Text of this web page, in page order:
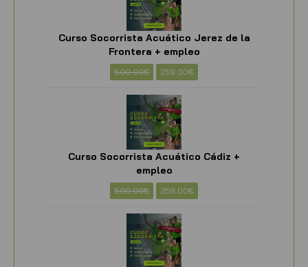
Curso Socorrista Acuático Jerez de la
Frontera + empleo
500.00€ 259.00€
Curso Socorrista Acuático Cádiz +
empleo
500.00€ 259.00€